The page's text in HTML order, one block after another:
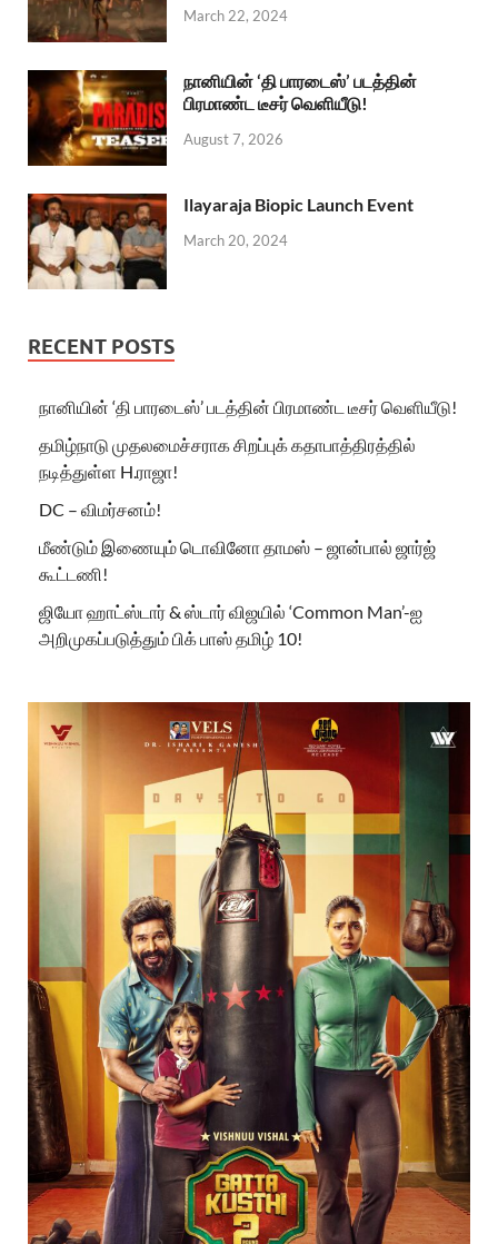
March 22, 2024
நானியின் ‘தி பாரடைஸ்’ படத்தின்
பிரமாண்ட டீசர் வெளியீடு!
August 7, 2026
Ilayaraja Biopic Launch Event
March 20, 2024
RECENT POSTS
நானியின் ‘தி பாரடைஸ்’ படத்தின் பிரமாண்ட டீசர் வெளியீடு!
தமிழ்நாடு முதலமைச்சராக சிறப்புக் கதாபாத்திரத்தில்
நடித்துள்ள H.ராஜா!
DC – விமர்சனம்!
மீண்டும் இணையும் டொவினோ தாமஸ் – ஜான்பால் ஜார்ஜ்
கூட்டணி!
ஜியோ ஹாட்ஸ்டார் & ஸ்டார் விஜயில் ‘Common Man’-ஐ
அறிமுகப்படுத்தும் பிக் பாஸ் தமிழ் 10!